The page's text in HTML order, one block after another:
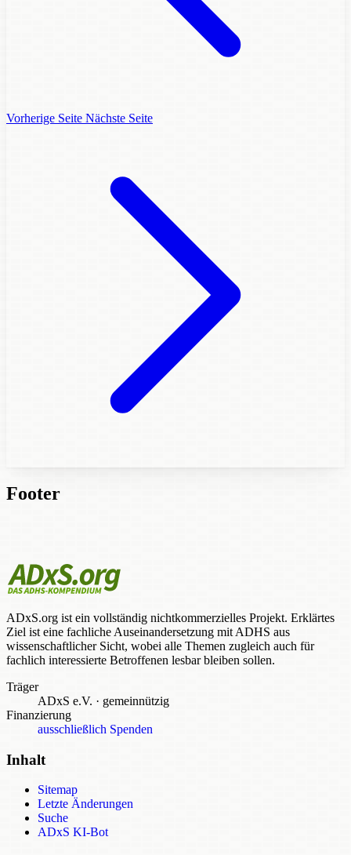
Vorherige Seite Nächste Seite
Footer
ADxS.org ist ein vollständig nichtkommerzielles Projekt. Erklärtes
Ziel ist eine fachliche Auseinandersetzung mit ADHS aus
wissenschaftlicher Sicht, wobei alle Themen zugleich auch für
fachlich interessierte Betroffenen lesbar bleiben sollen.
Träger
ADxS e.V. · gemeinnützig
Finanzierung
ausschließlich Spenden
Inhalt
Sitemap
Letzte Änderungen
Suche
ADxS KI-Bot